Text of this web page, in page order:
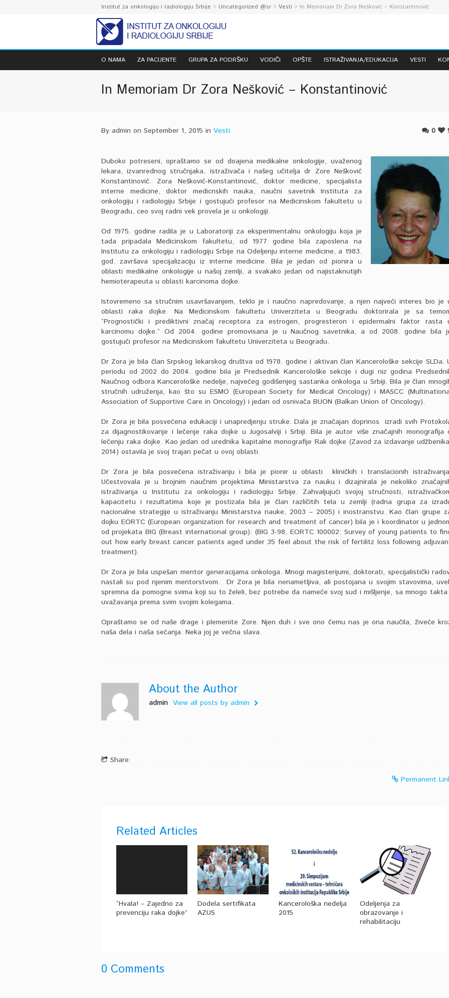
Institut za onkologiju i radiologiju Srbije > Uncategorized @sr > Vesti > In Memoriam Dr Zora Nešković – Konstantinović
O NAMA ZA PACIJENTE GRUPA ZA PODRŠKU VODIČI OPŠTE ISTRAŽIVANJA/EDUKACIJA VESTI
In Memoriam Dr Zora Nešković – Konstantinović
By admin on September 1, 2015 in Vesti 0
Duboko potreseni, opraštamo se od doajena medikalne onkologije, uvaženog
lekara, izvanrednog stručnjaka, istraživača i našeg učitelja dr Zore Nešković
Konstantinović. Zora Nešković-Konstantinović, doktor medicine, specijalista
interne medicine, doktor medicnskih nauka, naučni savetnik Instituta za
onkologiju i radiologiju Srbije i gostujući profesor na Medicinskom fakultetu u
Beogradu, ceo svoj radni vek provela je u onkologiji.
Od 1975. godine radila je u Laboratoriji za eksperimentalnu onkologiju koja je
tada pripadala Medicinskom fakultetu, od 1977 godine bila zaposlena na
Institutu za onkologiju i radiologiju Srbije na Odeljenju interne medicine, a 1983.
god. završava specijalizaciju iz interne medicine. Bila je jedan od pionira u
oblasti medikalne onkologije u našoj zemlji, a svakako jedan od najistaknutijih
hemioterapeuta u oblasti karcinoma dojke.
Istovremeno sa stručnim usavršavanjem, teklo je i naučno napredovanje, a njen najveći interes bio je
oblasti raka dojke. Na Medicinskom fakultetu Univerziteta u Beogradu doktorirala je sa
“Prognostički i prediktivni značaj receptora za estrogen, progresteron i epidermalni faktor rasta
karcinomu dojke.“ Od 2004. godine promovisana je u Naučnog savetnika, a od 2008. godine bila
gostujući profesor na Medicinskom fakultetu Univerziteta u Beogradu.
Dr Zora je bila član Srpskog lekarskog društva od 1978. godine i aktivan član Kancerološke sekcije SLDa.
periodu od 2002 do 2004. godine bila je Predsednik Kancerološke sekcije i dugi niz godina
Naučnog odbora Kancerološke nedelje, najvećeg godišenjeg sastanka onkologa u Srbiji. Bila je član
stručnih udruženja, kao što su ESMO (European Society for Medical Oncology) i MASCC (
Association of Supportive Care in Oncology) i jedan od osnivača BUON (Balkan Union of Oncology).
Dr Zora je bila posvećena edukaciji i unapredjenju struke. Dala je značajan doprinos izradi svih
za dijagnostikovanje i lečenje raka dojke u Jugosalviji i Srbiji. Bila je autor više značajnih monografija
lečenju raka dojke. Kao jedan od urednika kapitalne monografije Rak dojke (Zavod za izdavanje
2014) ostavila je svoj trajan pečat u ovoj oblasti.
Dr Zora je bila posvećena istraživanju i bila je pionir u oblasti kliničkih i translacionih
Učestvovala je u brojnim naučnim projektima Ministarstva za nauku i dizajnirala je nekoliko
istraživanja u Institutu za onkologiju i radiologiju Srbije. Zahvaljujući svojoj stručnosti,
kapacitetu i rezultatima koje je postizala bila je član različitih tela u zemlji (radna grupa za
nacionalne strategije u istraživanju Ministarstva nauke, 2003 – 2005) i inostranstvu. Kao član grupe
dojku EORTC (European organization for research and treatment of cancer) bila je i koordinator u
od projekata BIG (Breast international group): (BIG 3-98, EORTC 100002: Survey of young patients to
out how early breast cancer patients aged under 35 feel about the risk of fertilitz loss following
treatment).
Dr Zora je bila uspešan mentor generacijama onkologa. Mnogi magisterijumi, doktorati, specijalistički
nastali su pod njenim mentorstvom. Dr Zora je bila nenametljiva, ali postojana u svojim stavovima,
spremna da pomogne svima koji su to želeli, bez potrebe da nameće svoj sud i mišljenje, sa mnogo
uvažavanja prema svim svojim kolegama.
Opraštamo se od naše drage i plemenite Zore. Njen duh i sve ono čemu nas je ona naučila, živeće
naša dela i naša sećanja. Neka joj je večna slava.
About the Author
admin View all posts by admin
Share:
Permanent
Related Articles
“Hvala! – Zajedno za
prevenciju raka dojke”
Dodela sertifikata
AZUS
Kancerološka nedelja
2015
Odeljenja za
obrazovanje i
rehabilitaciju
0 Comments